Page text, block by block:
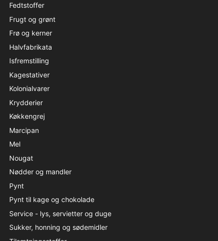
Fedtstoffer
Frugt og grønt
Frø og kerner
Halvfabrikata
Isfremstilling
Kagestativer
Kolonialvarer
Krydderier
Køkkengrej
Marcipan
Mel
Nougat
Nødder og mandler
Pynt
Pynt til kage og chokolade
Service - lys, servietter og duge
Sukker, honning og sødemidler